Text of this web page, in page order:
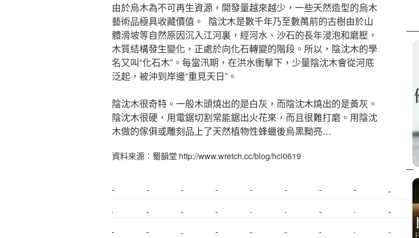
由於烏木為不可再生資源，開發量越來越少，一些天然造型的烏木
藝術品極具收藏價值。 陰沈木是數千年乃至數萬前的古樹由於山
體滑坡等自然原因沉入江河裏，經河水、沙石的長年浸泡和磨壓，
木質結構發生變化，正處於向化石轉變的階段。所以，陰沈木的學
名又叫“化石木”。每當汛期，在洪水衝擊下，少量陰沈木會從河底
泛起，被沖到岸邊“重見天日”。
陰沈木很奇特。一般木頭燒出的是白灰，而陰沈木燒出的是黃灰。
陰沈木很硬，用電鋸切割常能鋸出火花來，而且很難打磨。用陰沈
木做的傢俱或雕刻品上了天然植物性蜂蠟後烏黑黝亮…
資料來源：蜀韻堂 http://www.wretch.cc/blog/hcl0619